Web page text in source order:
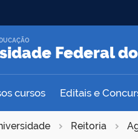
Federal
cursos Editais e
Reitoria